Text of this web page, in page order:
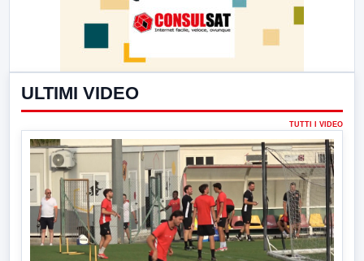
ULTIMI VIDEO
TUTTI I VIDEO